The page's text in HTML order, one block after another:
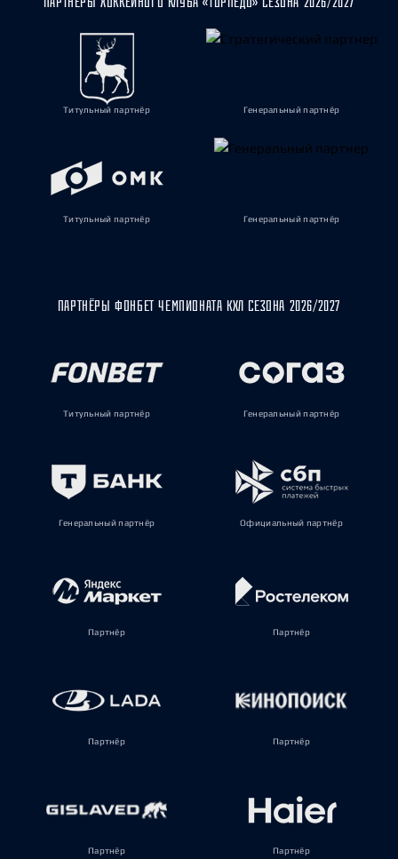
Титульный партнёр Генеральный партнёр
Титульный партнёр Генеральный партнёр
ПАРТНЁРЫ ФОНБЕТ ЧЕМПИОНАТА КХЛ СЕЗОНА 2026/2027
Титульный партнёр Генеральный партнёр
Генеральный партнёр Официальный партнёр
Партнёр Партнёр
Партнёр Партнёр
Партнёр Партнёр